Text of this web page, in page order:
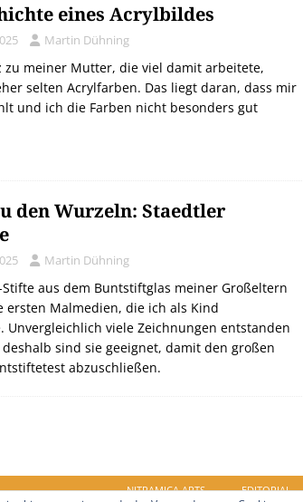
eines Acrylbildes
Martin Dühning
zu meiner Mutter, die viel damit arbeitete,
selten Acrylfarben. Das liegt daran, dass mir
und ich die Farben nicht besonders gut
den Wurzeln: Staedtler
Martin Dühning
Stifte aus dem Buntstiftglas meiner Großeltern
ersten Malmedien, die ich als Kind
Unvergleichlich viele Zeichnungen entstanden
sind sie geeignet, damit den großen
abzuschließen.
NITRAMICA ARTS EDITORIAL